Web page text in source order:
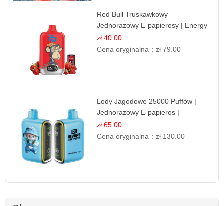
Red Bull Truskawkowy
Jednorazowy E-papierosy | Energy
Drink Smak
zł 40.00
Cena oryginalna：zł 79.00
Lody Jagodowe 25000 Puffów |
Jednorazowy E-papieros |
Deserowy Smak
zł 65.00
Cena oryginalna：zł 130.00